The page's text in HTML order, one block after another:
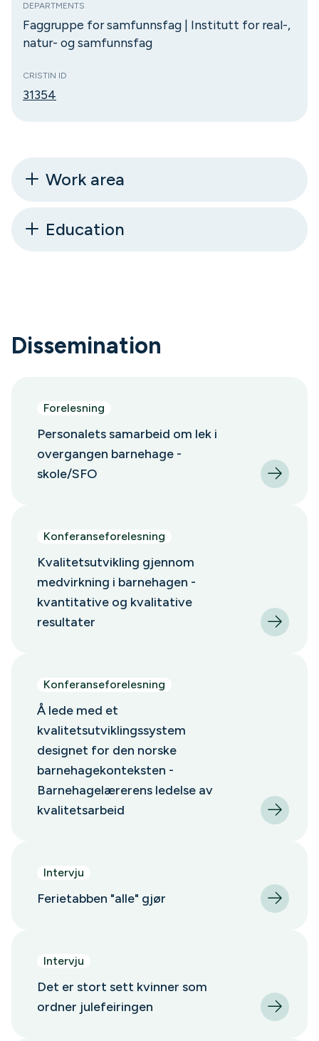
DEPARTMENTS
Faggruppe for samfunnsfag | Institutt for real-,
natur- og samfunnsfag
CRISTIN ID
31354
Work area
Education
Dissemination
Forelesning
Personalets samarbeid om lek i
overgangen barnehage -
skole/SFO
Konferanseforelesning
Kvalitetsutvikling gjennom
medvirkning i barnehagen -
kvantitative og kvalitative
resultater
Konferanseforelesning
Å lede med et
kvalitetsutviklingssystem
designet for den norske
barnehagekonteksten -
Barnehagelærerens ledelse av
kvalitetsarbeid
Intervju
Ferietabben "alle" gjør
Intervju
Det er stort sett kvinner som
ordner julefeiringen